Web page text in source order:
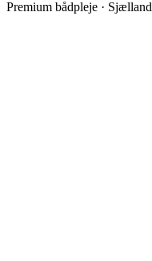
Premium bådpleje · Sjælland